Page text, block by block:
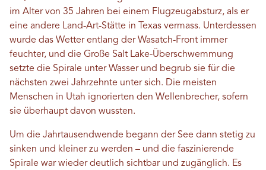
im Alter von 35 Jahren bei einem Flugzeugabsturz, als er
eine andere Land-Art-Stätte in Texas vermass. Unterdessen
wurde das Wetter entlang der Wasatch-Front immer
feuchter, und die Große Salt Lake-Überschwemmung
setzte die Spirale unter Wasser und begrub sie für die
nächsten zwei Jahrzehnte unter sich. Die meisten
Menschen in Utah ignorierten den Wellenbrecher, sofern
sie überhaupt davon wussten.
Um die Jahrtausendwende begann der See dann stetig zu
sinken und kleiner zu werden – und die faszinierende
Spirale war wieder deutlich sichtbar und zugänglich. Es